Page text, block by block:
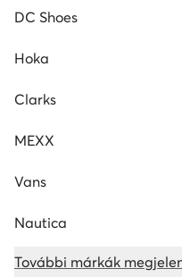
DC Shoes
Hoka
Clarks
MEXX
Vans
Nautica
További márkák